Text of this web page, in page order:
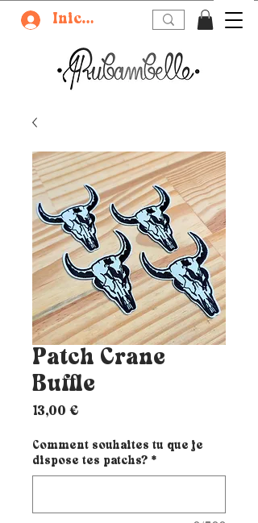
Iniciar sesión
Patch Crane
Buffle
13,00 €
Comment souhaites tu que je
dispose tes patchs? *